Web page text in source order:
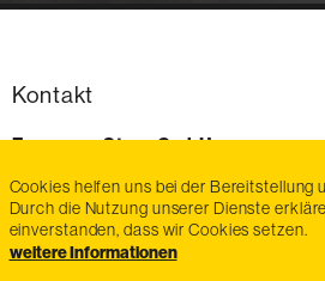
Kontakt
Exmanco-Steyr GmbH
4407Steyr-Gleink
AT
Telefon:voice
+43 7252 / 470 87
Fax:fax
+43 7252 / 470 87-20
Cookies helfen uns bei der Bereitstellung
Durch die Nutzung unserer Dienste
einverstanden, dass wir Cookies setzen.
weitere Informationen